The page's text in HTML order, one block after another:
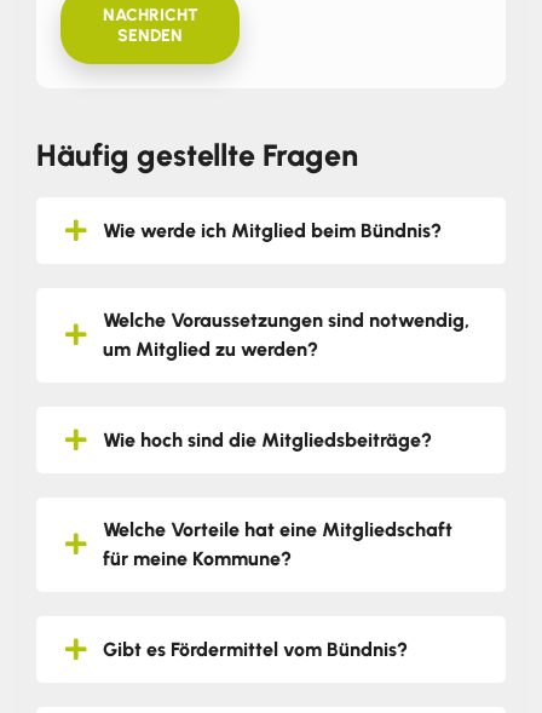
NACHRICHT
SENDEN
Häufig gestellte Fragen
Wie werde ich Mitglied beim Bündnis?
Welche Voraussetzungen sind notwendig,
um Mitglied zu werden?
Wie hoch sind die Mitgliedsbeiträge?
Welche Vorteile hat eine Mitgliedschaft
für meine Kommune?
Gibt es Fördermittel vom Bündnis?